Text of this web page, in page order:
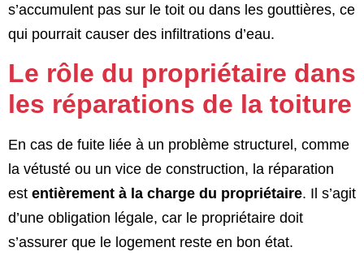
s’accumulent pas sur le toit ou dans les gouttières, ce
qui pourrait causer des infiltrations d’eau.
Le rôle du propriétaire dans
les réparations de la toiture
En cas de fuite liée à un problème structurel, comme
la vétusté ou un vice de construction, la réparation
est entièrement à la charge du propriétaire. Il s’agit
d’une obligation légale, car le propriétaire doit
s’assurer que le logement reste en bon état.